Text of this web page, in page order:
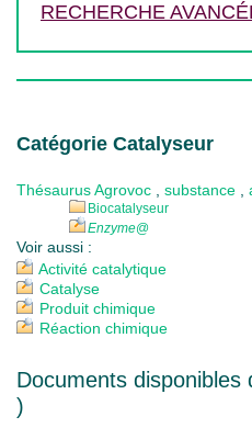
RECHERCHE
Catégorie Catalyseur
Thésaurus Agrovoc substance
Biocatalyseur
Enzyme@
Voir aussi :
Activité catalytique
Catalyse
Produit chimique
Réaction chimique
Documents
)